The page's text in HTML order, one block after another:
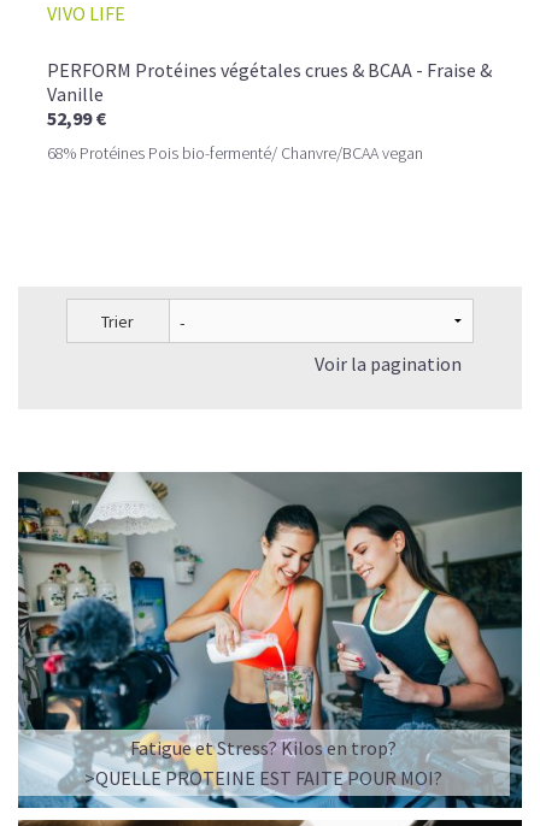
VIVO LIFE
PERFORM Protéines végétales crues & BCAA - Fraise &
Vanille
52,99 €
68% Protéines Pois bio-fermenté/ Chanvre/BCAA vegan
Trier
Voir la pagination
Fatigue et Stress? Kilos en trop?
>QUELLE PROTEINE EST FAITE POUR MOI?